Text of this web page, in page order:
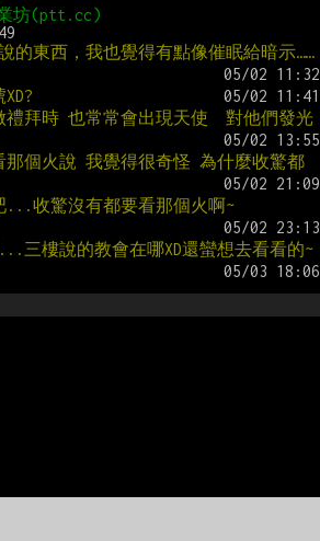
的東西，我也覺得有點像催眠給暗示……
禮拜時 也常常會出現天使  對他們發光
那個火說 我覺得很奇怪 為什麼收驚都
...收驚沒有都要看那個火啊~
三樓說的教會在哪XD還蠻想去看看的~